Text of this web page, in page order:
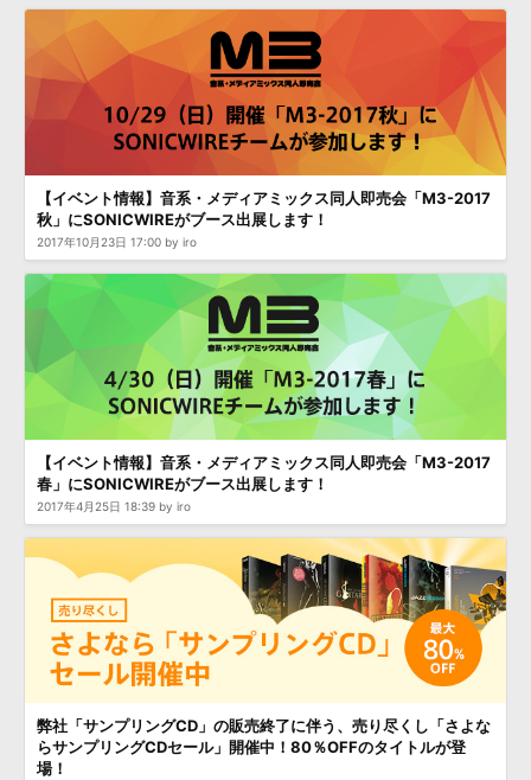
【イベント情報】音系・メディアミックス同人即売会「M3-2017
秋」にSONICWIREがブース出展します！
2017年10月23日 17:00 by iro
【イベント情報】音系・メディアミックス同人即売会「M3-2017
春」にSONICWIREがブース出展します！
2017年4月25日 18:39 by iro
弊社「サンプリングCD」の販売終了に伴う、売り尽くし「さよな
らサンプリングCDセール」開催中！80％OFFのタイトルが登
場！